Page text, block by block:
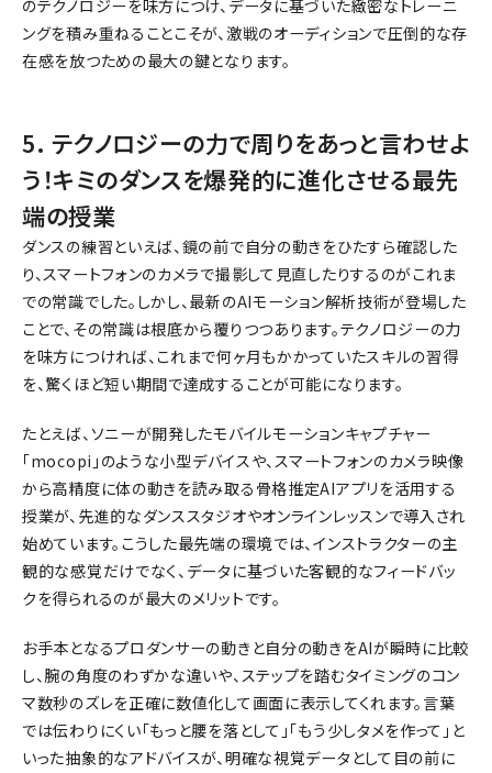
のテクノロジーを味方につけ、データに基づいた緻密なトレーニ
ングを積み重ねることこそが、激戦のオーディションで圧倒的な存
在感を放つための最大の鍵となります。
5. テクノロジーの力で周りをあっと言わせよ
う！キミのダンスを爆発的に進化させる最先
端の授業
ダンスの練習といえば、鏡の前で自分の動きをひたすら確認した
り、スマートフォンのカメラで撮影して見直したりするのがこれま
での常識でした。しかし、最新のAIモーション解析技術が登場した
ことで、その常識は根底から覆りつつあります。テクノロジーの力
を味方につければ、これまで何ヶ月もかかっていたスキルの習得
を、驚くほど短い期間で達成することが可能になります。
たとえば、ソニーが開発したモバイルモーションキャプチャー
「mocopi」のような小型デバイスや、スマートフォンのカメラ映像
から高精度に体の動きを読み取る骨格推定AIアプリを活用する
授業が、先進的なダンススタジオやオンラインレッスンで導入され
始めています。こうした最先端の環境では、インストラクターの主
観的な感覚だけでなく、データに基づいた客観的なフィードバッ
クを得られるのが最大のメリットです。
お手本となるプロダンサーの動きと自分の動きをAIが瞬時に比較
し、腕の角度のわずかな違いや、ステップを踏むタイミングのコン
マ数秒のズレを正確に数値化して画面に表示してくれます。言葉
では伝わりにくい「もっと腰を落として」「もう少しタメを作って」と
いった抽象的なアドバイスが、明確な視覚データとして目の前に